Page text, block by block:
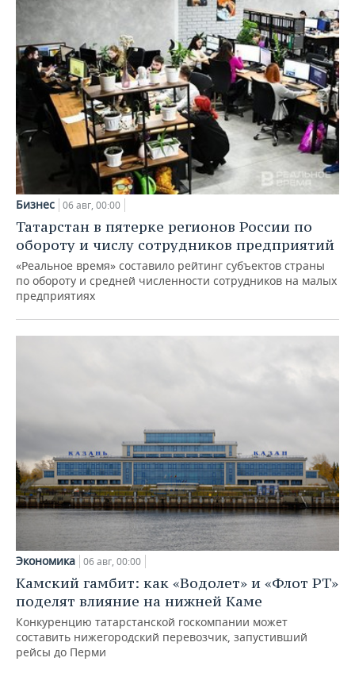
Бизнес 06 авг, 00:00
Татарстан в пятерке регионов России по
обороту и числу сотрудников предприятий
«Реальное время» составило рейтинг субъектов страны
по обороту и средней численности сотрудников на малых
предприятиях
Экономика 06 авг, 00:00
Камский гамбит: как «Водолет» и «Флот РТ»
поделят влияние на нижней Каме
Конкуренцию татарстанской госкомпании может
составить нижегородский перевозчик, запустивший
рейсы до Перми